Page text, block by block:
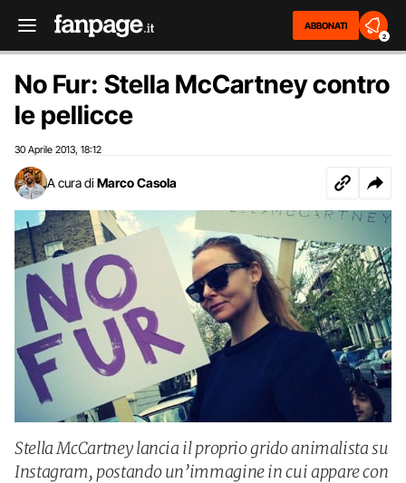
ABBONATI
2
No Fur: Stella McCartney contro
le pellicce
30 Aprile 2013 18:12
A cura di Marco Casola
Stella McCartney lancia il proprio grido animalista su
Instagram, postando un’immagine in cui appare con